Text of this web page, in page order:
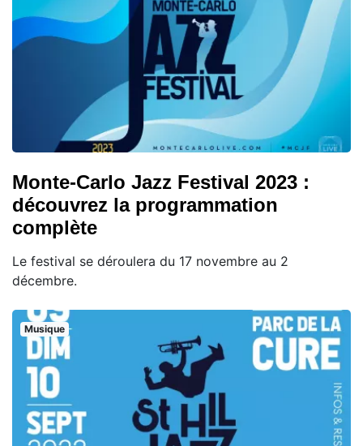
Monte-Carlo Jazz Festival 2023 :
découvrez la programmation
complète
Le festival se déroulera du 17 novembre au 2
décembre.
Musique